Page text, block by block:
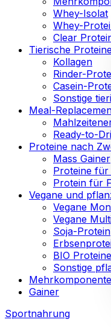
Whey-Isolat
Whey-
Clear
Tierische
Kollagen
Rinder-
Casein-
Sonstige
Meal-
Ready-to-
Proteine nach
Mass Gainer
Proteine für
Protein für
Vegane und
Vegane
Vegane
Soja-Protein
BIO Proteine
Sonstige
Gainer
Sportnahrung